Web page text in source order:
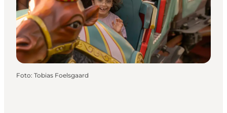
Foto: Tobias Foelsgaard